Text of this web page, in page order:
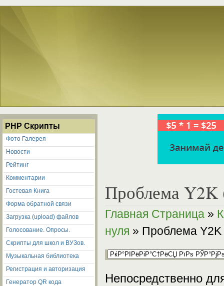
PHP Скрипты
Фото Галерея
Новости
Рейтинг
Комментарии
Гостевая Книга
Форма обратной связи
Загрузка (upload) файлов
Голосование. Опросы.
Скрипты для школ и ВУЗов.
Музыкальная библиотека
Регистрация и авторизация
Генератор QR кода
Проблема Y2K
Главная Страница »
нуля » Проблема Y2K
Непосредственно